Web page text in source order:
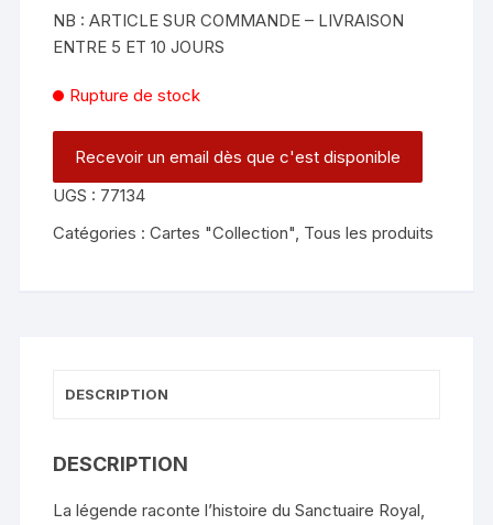
NB : ARTICLE SUR COMMANDE – LIVRAISON
ENTRE 5 ET 10 JOURS
Rupture de stock
UGS : 77134
Catégories :Cartes "Collection", Tous les produits
DESCRIPTION
DESCRIPTION
La légende raconte l’histoire du Sanctuaire Royal,